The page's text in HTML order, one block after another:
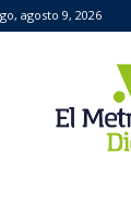
agosto 9, 2026
Metropolitano
Digital